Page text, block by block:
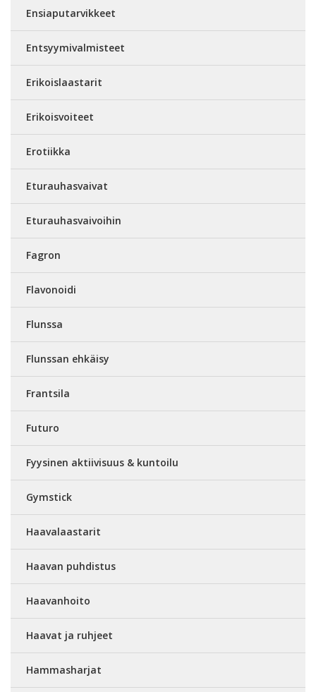
Ensiaputarvikkeet
Entsyymivalmisteet
Erikoislaastarit
Erikoisvoiteet
Erotiikka
Eturauhasvaivat
Eturauhasvaivoihin
Fagron
Flavonoidi
Flunssa
Flunssan ehkäisy
Frantsila
Futuro
Fyysinen aktiivisuus & kuntoilu
Gymstick
Haavalaastarit
Haavan puhdistus
Haavanhoito
Haavat ja ruhjeet
Hammasharjat